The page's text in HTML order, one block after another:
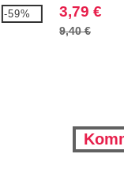
-59% 3,79 €
9,40 €